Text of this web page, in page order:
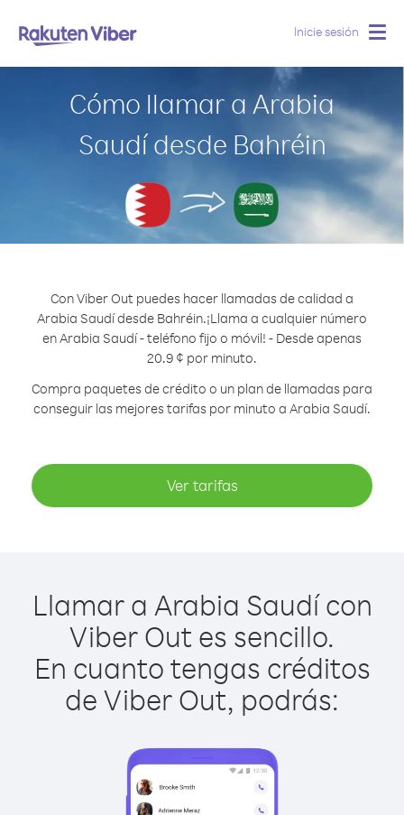
Inicie sesión
Cómo llamar a Arabia
Saudí desde Bahréin
Con Viber Out puedes hacer llamadas de calidad a
Arabia Saudí desde Bahréin.¡Llama a cualquier número
en Arabia Saudí - teléfono fijo o móvil! - Desde apenas
20.9 ¢ por minuto.
Compra paquetes de crédito o un plan de llamadas para
conseguir las mejores tarifas por minuto a Arabia Saudí.
Ver tarifas
Llamar a Arabia Saudí con
Viber Out es sencillo.
En cuanto tengas créditos
de Viber Out, podrás: